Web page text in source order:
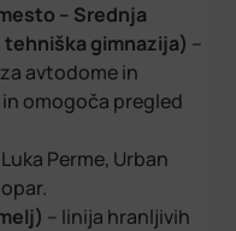
– Srednja
gimnazija) –
avtodome in
omogoča pregled
Perme, Urban
– linija hranljivih